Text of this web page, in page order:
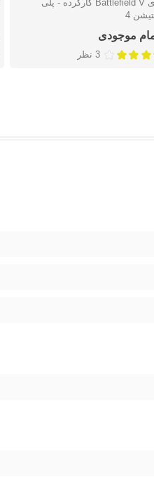
دوست داشتنبازی Battlefield V کارکرده - پلی
4
موجودی
3 نظر